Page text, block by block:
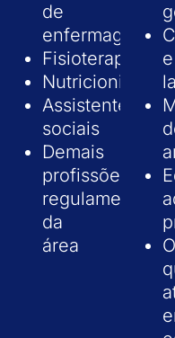
de
enfermagem
Fisioterapeutas
Nutricionistas
Assistentes
sociais
Demais
profissões
da
área
e